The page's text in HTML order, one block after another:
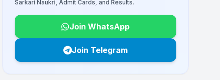
Sarkari Naukri, Admit Cards, and Results.
Join WhatsApp
Join Telegram